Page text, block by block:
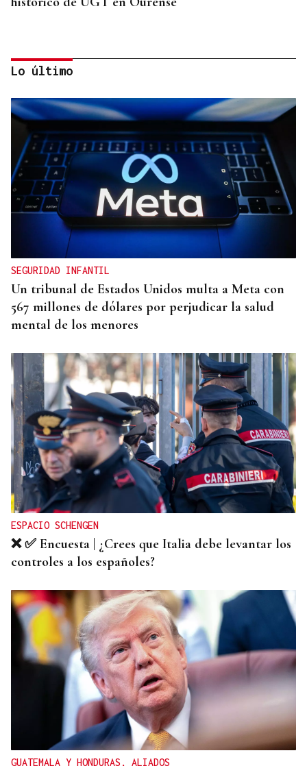
CANEDO
Un herido en la colisión entre dos coches en la
entrada a las termas de Outariz
Lo último
SEGURIDAD INFANTIL
Un tribunal de Estados Unidos multa a Meta con
567 millones de dólares por perjudicar la salud
mental de los menores
ESPACIO SCHENGEN
❌ ✅ Encuesta | ¿Crees que Italia debe levantar los
controles a los españoles?
GUATEMALA Y HONDURAS, ALIADOS